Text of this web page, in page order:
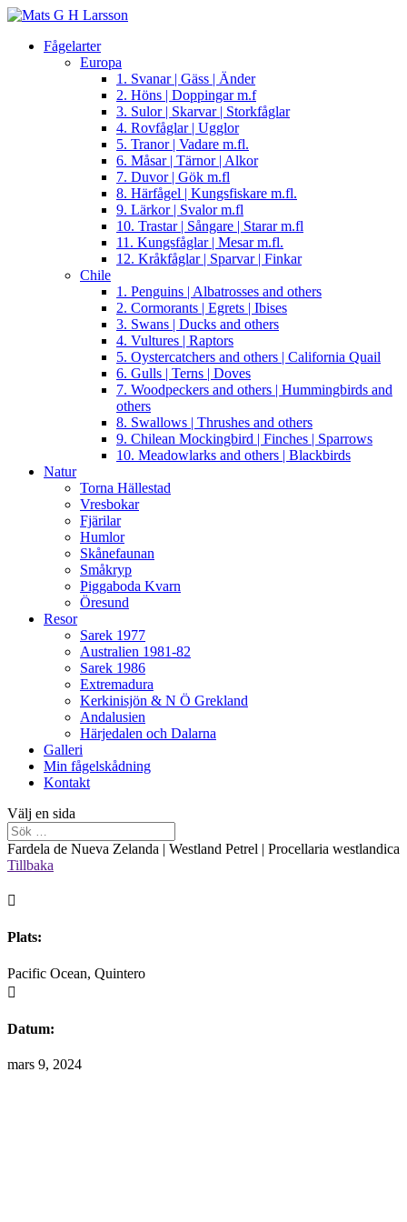
Fågelarter
Europa
1. Svanar | Gäss | Änder
2. Höns | Doppingar m.f
3. Sulor | Skarvar | Storkfåglar
4. Rovfåglar | Ugglor
5. Tranor | Vadare m.fl.
6. Måsar | Tärnor | Alkor
7. Duvor | Gök m.fl
8. Härfågel | Kungsfiskare m.fl.
9. Lärkor | Svalor m.fl
10. Trastar | Sångare | Starar m.fl
11. Kungsfåglar | Mesar m.fl.
12. Kråkfåglar | Sparvar | Finkar
Chile
1. Penguins | Albatrosses and others
2. Cormorants | Egrets | Ibises
3. Swans | Ducks and others
4. Vultures | Raptors
5. Oystercatchers and others | California Quail
6. Gulls | Terns | Doves
7. Woodpeckers and others | Hummingbirds and
others
8. Swallows | Thrushes and others
9. Chilean Mockingbird | Finches | Sparrows
10. Meadowlarks and others | Blackbirds
Natur
Torna Hällestad
Vresbokar
Fjärilar
Humlor
Skånefaunan
Småkryp
Piggaboda Kvarn
Öresund
Resor
Sarek 1977
Australien 1981-82
Sarek 1986
Extremadura
Kerkinisjön & N Ö Grekland
Andalusien
Härjedalen och Dalarna
Galleri
Min fågelskådning
Kontakt
Välj en sida
Fardela de Nueva Zelanda | Westland Petrel | Procellaria westlandica
Tillbaka

Plats:
Pacific Ocean, Quintero

Datum:
mars 9, 2024